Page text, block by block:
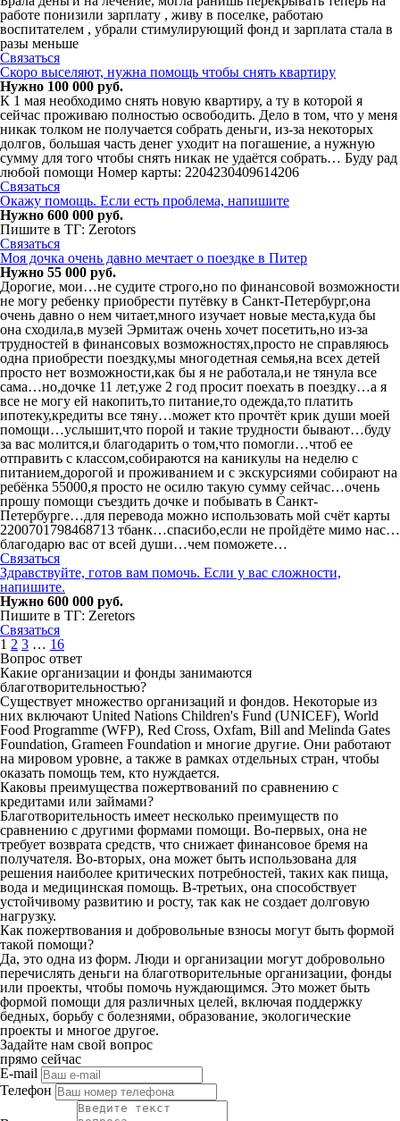
работе понизили зарплату , живу в поселке, работаю
воспитателем , убрали стимулирующий фонд и зарплата стала в
разы меньше
Связаться
Скоро выселяют, нужна помощь чтобы снять квартиру
Нужно 100 000 руб.
К 1 мая необходимо снять новую квартиру, а ту в которой я
сейчас проживаю полностью освободить. Дело в том, что у меня
никак толком не получается собрать деньги, из-за некоторых
долгов, большая часть денег уходит на погашение, а нужную
сумму для того чтобы снять никак не удаётся собрать… Буду рад
любой помощи Номер карты: 2204230409614206
Связаться
Окажу помощь. Если есть проблема, напишите
Нужно 600 000 руб.
Пишите в ТГ: Zerotors
Связаться
Моя дочка очень давно мечтает о поездке в Питер
Нужно 55 000 руб.
Дорогие, мои…не судите строго,но по финансовой возможности
не могу ребенку приобрести путёвку в Санкт-Петербург,она
очень давно о нем читает,много изучает новые места,куда бы
она сходила,в музей Эрмитаж очень хочет посетить,но из-за
трудностей в финансовых возможностях,просто не справляюсь
одна приобрести поездку,мы многодетная семья,на всех детей
просто нет возможности,как бы я не работала,и не тянула все
сама…но,дочке 11 лет,уже 2 год просит поехать в поездку…а я
все не могу ей накопить,то питание,то одежда,то платить
ипотеку,кредиты все тяну…может кто прочтёт крик души моей
помощи…услышит,что порой и такие трудности бывают…буду
за вас молится,и благодарить о том,что помогли…чтоб ее
отправить с классом,собираются на каникулы на неделю с
питанием,дорогой и проживанием и с экскурсиями собирают на
ребёнка 55000,я просто не осилю такую сумму сейчас…очень
прошу помощи съездить дочке и побывать в Санкт-
Петербурге…для перевода можно использовать мой счёт карты
2200701798468713 тбанк…спасибо,если не пройдёте мимо нас…
благодарю вас от всей души…чем поможете…
Связаться
Здравствуйте, готов вам помочь. Если у вас сложности,
напишите.
Нужно 600 000 руб.
Пишите в ТГ: Zeretors
Связаться
1 2 3 … 16
Вопрос ответ
Какие организации и фонды занимаются
благотворительностью?
Существует множество организаций и фондов. Некоторые из
них включают United Nations Children's Fund (UNICEF), World
Food Programme (WFP), Red Cross, Oxfam, Bill and Melinda Gates
Foundation, Grameen Foundation и многие другие. Они работают
на мировом уровне, а также в рамках отдельных стран, чтобы
оказать помощь тем, кто нуждается.
Каковы преимущества пожертвований по сравнению с
кредитами или займами?
Благотворительность имеет несколько преимуществ по
сравнению с другими формами помощи. Во-первых, она не
требует возврата средств, что снижает финансовое бремя на
получателя. Во-вторых, она может быть использована для
решения наиболее критических потребностей, таких как пища,
вода и медицинская помощь. В-третьих, она способствует
устойчивому развитию и росту, так как не создает долговую
нагрузку.
Как пожертвования и добровольные взносы могут быть формой
такой помощи?
Да, это одна из форм. Люди и организации могут добровольно
перечислять деньги на благотворительные организации, фонды
или проекты, чтобы помочь нуждающимся. Это может быть
формой помощи для различных целей, включая поддержку
бедных, борьбу с болезнями, образование, экологические
проекты и многое другое.
Задайте нам свой вопрос
прямо сейчас
E-mail
Телефон